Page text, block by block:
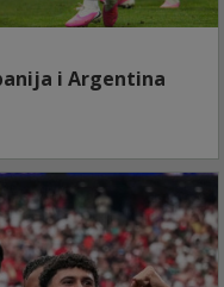
i Argentina